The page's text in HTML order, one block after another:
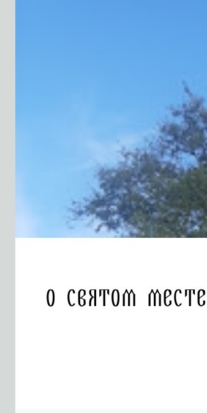
О святом месте